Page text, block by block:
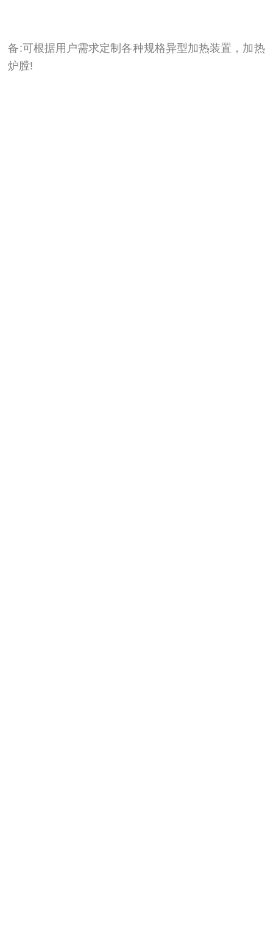
备:可根据用户需求定制各种规格异型加热装置，加热
炉膛!